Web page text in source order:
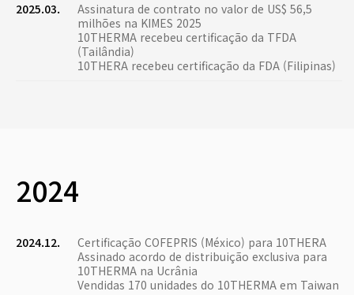
2025.03.
Assinatura de contrato no valor de US$ 56,5
milhões na KIMES 2025
10THERMA recebeu certificação da TFDA
(Tailândia)
10THERA recebeu certificação da FDA (Filipinas)
2024
2024.12.
Certificação COFEPRIS (México) para 10THERA
Assinado acordo de distribuição exclusiva para
10THERMA na Ucrânia
Vendidas 170 unidades do 10THERMA em Taiwan